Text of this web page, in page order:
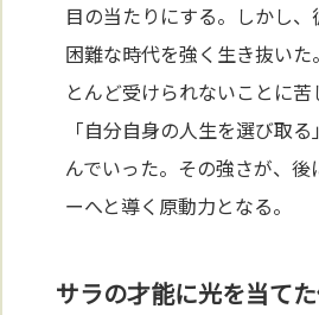
目の当たりにする。しかし、
困難な時代を強く生き抜いた
とんど受けられないことに
「自分自身の人生を選び取
んでいった。その強さが、
ーへと導く原動力となる。
サラの才能に光を当て